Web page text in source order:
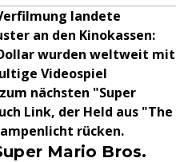
landete
an den Kinokassen:
wurden weltweit mit
Videospiel
nächsten "Super
Link, der Held aus "The
rücken.
Mario Bros.